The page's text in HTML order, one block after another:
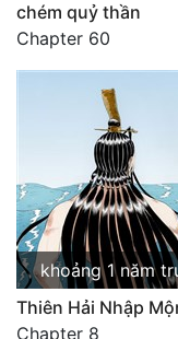
chém quỷ thần
Chapter 60
khoảng 1 năm
Thiên Hải Nhập
Chapter 8